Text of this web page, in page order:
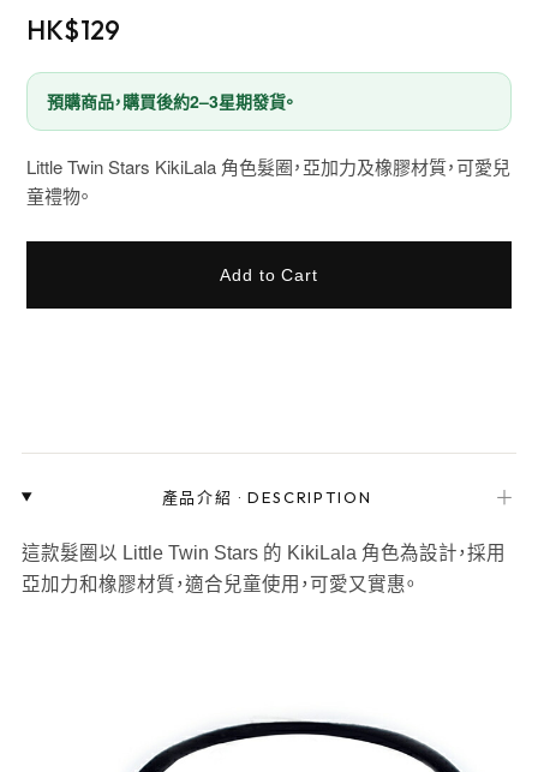
HK$129
預購商品，購買後約2–3星期發貨。
Little Twin Stars KikiLala 角色髮圈，亞加力及橡膠材質，可愛兒
童禮物。
Add to Cart
產品介紹 ·DESCRIPTION ＋
這款髮圈以 Little Twin Stars 的 KikiLala 角色為設計，採用
亞加力和橡膠材質，適合兒童使用，可愛又實惠。